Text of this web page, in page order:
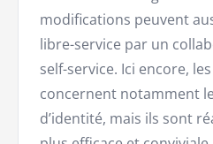
modifications peuvent
libre-service par un
self-service. Ici encore,
concernent notamment
d’identité, mais ils sont